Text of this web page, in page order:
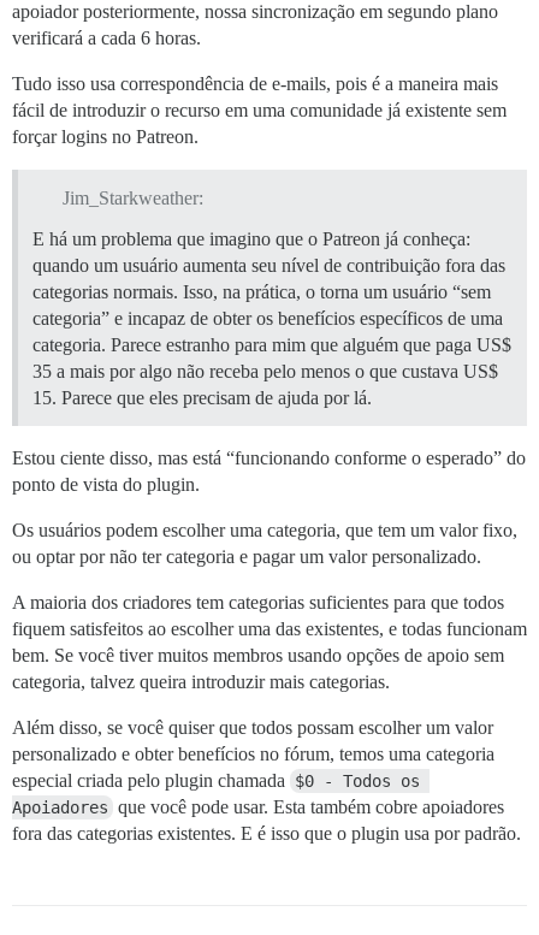
apoiador posteriormente, nossa sincronização em segundo plano
verificará a cada 6 horas.
Tudo isso usa correspondência de e-mails, pois é a maneira mais
fácil de introduzir o recurso em uma comunidade já existente sem
forçar logins no Patreon.
Jim_Starkweather:
E há um problema que imagino que o Patreon já conheça:
quando um usuário aumenta seu nível de contribuição fora das
categorias normais. Isso, na prática, o torna um usuário “sem
categoria” e incapaz de obter os benefícios específicos de uma
categoria. Parece estranho para mim que alguém que paga US$
35 a mais por algo não receba pelo menos o que custava US$
15. Parece que eles precisam de ajuda por lá.
Estou ciente disso, mas está “funcionando conforme o esperado” do
ponto de vista do plugin.
Os usuários podem escolher uma categoria, que tem um valor fixo,
ou optar por não ter categoria e pagar um valor personalizado.
A maioria dos criadores tem categorias suficientes para que todos
fiquem satisfeitos ao escolher uma das existentes, e todas funcionam
bem. Se você tiver muitos membros usando opções de apoio sem
categoria, talvez queira introduzir mais categorias.
Além disso, se você quiser que todos possam escolher um valor
personalizado e obter benefícios no fórum, temos uma categoria
especial criada pelo plugin chamada
$0 - Todos os
Apoiadores que você pode usar. Esta também cobre apoiadores
fora das categorias existentes. E é isso que o plugin usa por padrão.